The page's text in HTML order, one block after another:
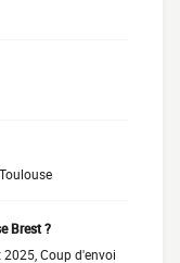
Brest ?
Coup d'envoi